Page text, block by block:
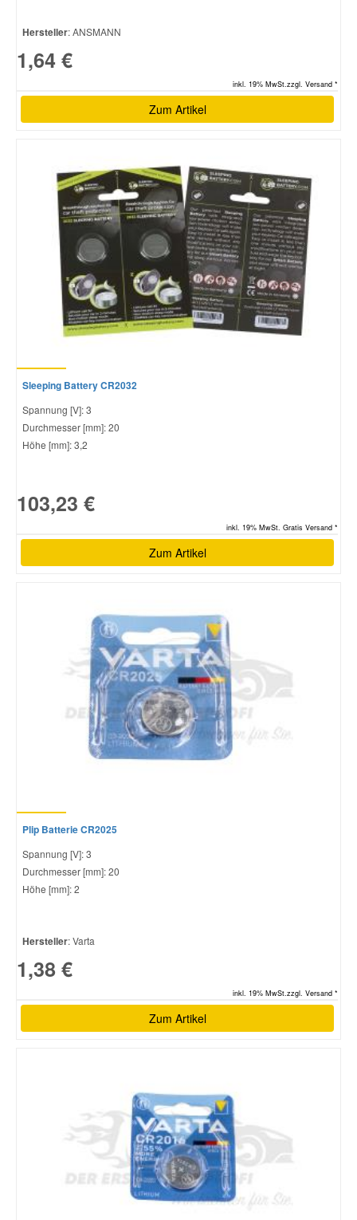
Hersteller: ANSMANN
1,64 €
inkl. 19% MwSt.zzgl. Versand *
Zum Artikel
Sleeping Battery CR2032
Spannung [V]: 3
Durchmesser [mm]: 20
Höhe [mm]: 3,2
103,23 €
inkl. 19% MwSt. Gratis Versand *
Zum Artikel
Plip Batterie CR2025
Spannung [V]: 3
Durchmesser [mm]: 20
Höhe [mm]: 2
Hersteller: Varta
1,38 €
inkl. 19% MwSt.zzgl. Versand *
Zum Artikel